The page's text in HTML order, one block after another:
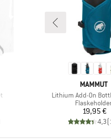
MÆRKE
MAMMUT
Artikel
Lithium Add-On
Pris
19,95 €
4,3(